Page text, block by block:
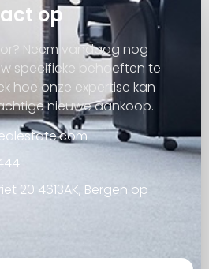
op
Neem vandaag nog
specifieke behoeften te
hoe onze expertise kan
nieuwe aankoop.
20 4613AK, Bergen op